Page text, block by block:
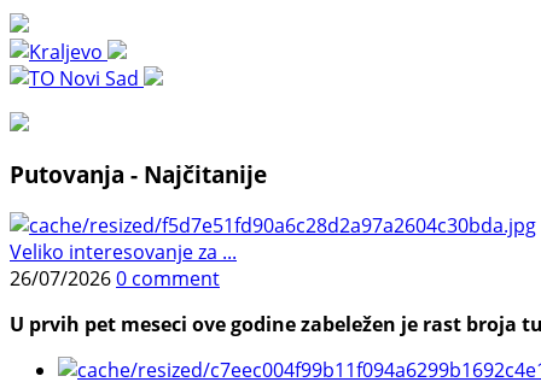
Putovanja - Najčitanije
Veliko interesovanje za ...
26/07/20260 comment
U prvih pet meseci ove godine zabeležen je rast